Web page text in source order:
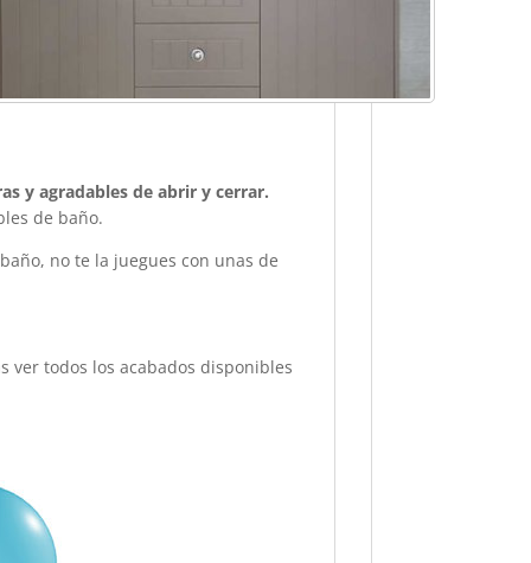
y agradables de abrir y cerrar.
de baño.
no te la juegues con unas de
ver todos los acabados disponibles